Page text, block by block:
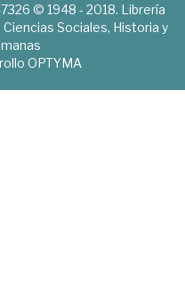
© 1948 - 2018. Librería
Sociales, Historia y
OPTYMA